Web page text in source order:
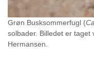
Grøn Busksommerfugl (
solbader. Billedet er taget
Hermansen.